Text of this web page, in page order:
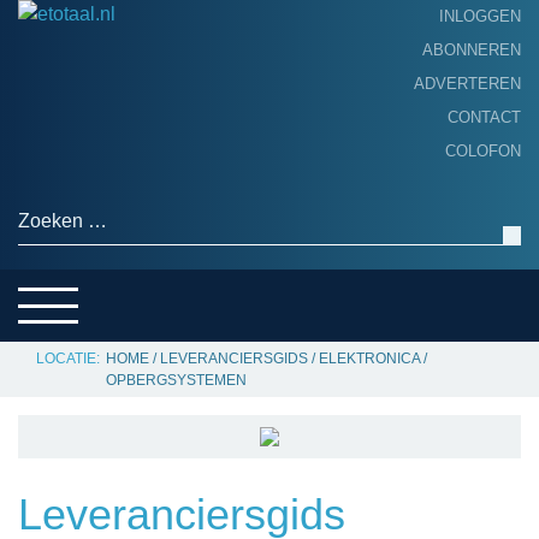
INLOGGEN
ABONNEREN
ADVERTEREN
CONTACT
COLOFON
Zoeken naar:
SERVICE
HOME / LEVERANCIERSGIDS / ELEKTRONICA/
OPBERGSYSTEMEN
Leveranciersgids